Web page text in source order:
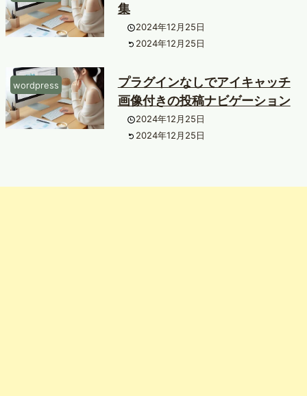
集
2024年12月25日
2024年12月25日
wordpress
プラグインなしでアイキャッチ
画像付きの投稿ナビゲーション
2024年12月25日
2024年12月25日